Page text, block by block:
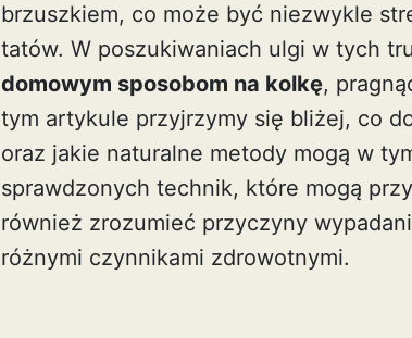
brzuszkiem, co może być niezwykle
tatów. W poszukiwaniach ulgi w tych
domowym sposobom na kolkę,
tym artykule przyjrzymy się bliżej, co
oraz jakie naturalne metody mogą w
sprawdzonych technik, które mogą
również zrozumieć przyczyny
różnymi czynnikami zdrowotnymi.